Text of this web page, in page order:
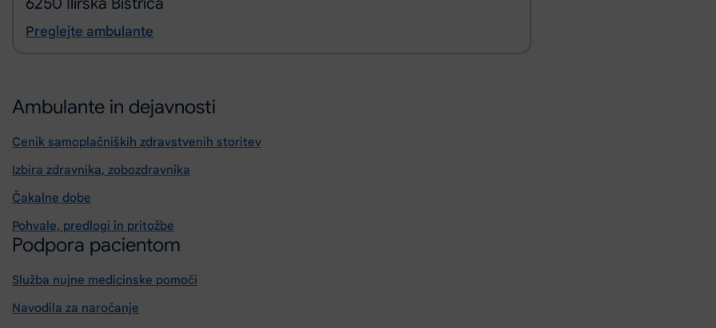
Preglejte ambulante
Ambulante in dejavnosti
Cenik samoplačniških zdravstvenih storitev
Izbira zdravnika, zobozdravnika
Čakalne dobe
Pohvale, predlogi in pritožbe
Podpora pacientom
Služba nujne medicinske pomoči
Navodila za naročanje